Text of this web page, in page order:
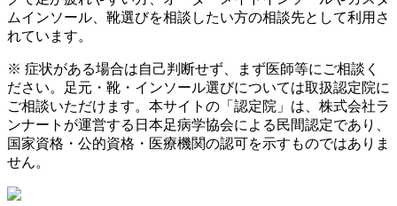
ムインソール、靴選びを相談したい方の相談先として利用さ
れています。
※ 症状がある場合は自己判断せず、まず医師等にご相談く
ださい。足元・靴・インソール選びについては取扱認定院に
ご相談いただけます。本サイトの「認定院」は、株式会社ラ
ンナートが運営する日本足病学協会による民間認定であり、
国家資格・公的資格・医療機関の認可を示すものではありま
せん。